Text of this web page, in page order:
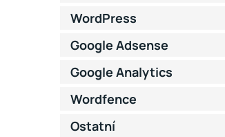
WordPress
Google Adsense
Google Analytics
Wordfence
Ostatní